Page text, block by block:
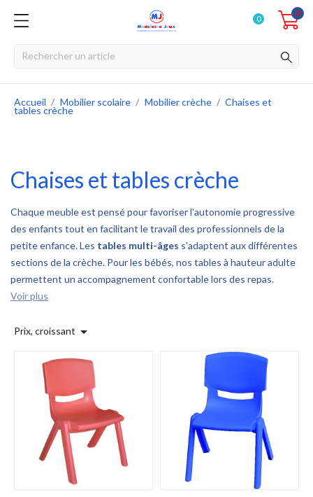
0
0
Accueil Mobilier scolaire Mobilier crèche Chaises et
tables crèche
Chaises et tables crèche
Chaque meuble est pensé pour favoriser l'autonomie progressive
des enfants tout en facilitant le travail des professionnels de la
petite enfance. Les tables multi-âges s'adaptent aux différentes
sections de la crèche. Pour les bébés, nos tables à hauteur adulte
permettent un accompagnement confortable lors des repas.
Voir plus
Prix, croissant 